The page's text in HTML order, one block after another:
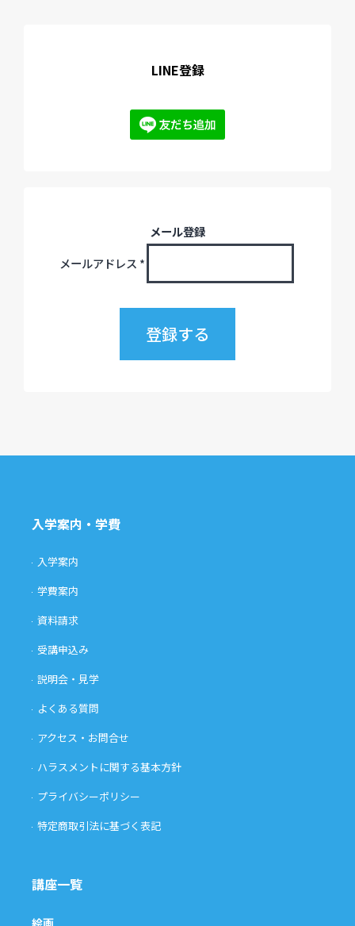
LINE登録
メール登録
メールアドレス *
入学案内・学費
入学案内
学費案内
資料請求
受講申込み
説明会・見学
よくある質問
アクセス・お問合せ
ハラスメントに関する基本方針
プライバシーポリシー
特定商取引法に基づく表記
講座一覧
絵画